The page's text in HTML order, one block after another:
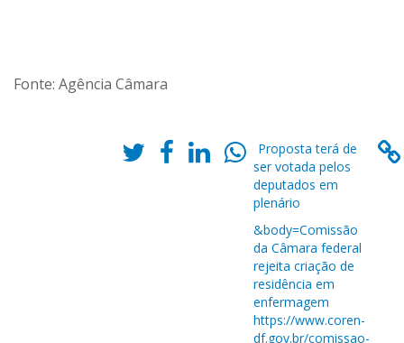
Fonte: Agência Câmara
Proposta terá de
ser votada pelos
deputados em
plenário
&body=Comissão
da Câmara federal
rejeita criação de
residência em
enfermagem
https://www.coren-
df.gov.br/comissao-